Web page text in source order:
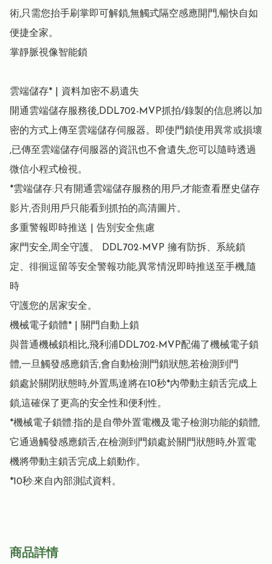
術,只需您抬手刷掌即可解鎖,無觸式隔空感應開門,暢快自如
便捷全家。
掌靜脈視像智能鎖
雲端儲存* | 資料加密不易遺失
開通雲端儲存服務後,DDL702-MVP抓拍/錄製的信息將以加
密的方式上傳至雲端儲存伺服器。即使門鎖使用異常或損壞
,已傳至雲端儲存伺服器的資訊也不會遺失,您可以隨時透過
微信小程式檢視。
*雲端儲存:只有開通雲端儲存服務的用戶,才能查看歷史儲存
影片,否則用戶只能看到抓拍的高清圖片。
多重警報即時推送 | 告別安全焦慮
家門安全,周全守護。 DDL702-MVP 擁有防拆、系統鎖
定、徘徊逗留等安全警報功能,異常情況即時推送至手機,隨
時
守護您的居家安全。
機械電子鎖體* | 關門自動上鎖
與普通機械鎖相比,飛利浦DDL702-MVP配備了機械電子鎖
體,一旦觸發感應鎖舌,會自動檢測門鎖狀態,若檢測到門
鎖處於關閉狀態時,外置馬達將在10秒*內帶動主鎖舌完成上
鎖,這確保了更高的安全性和便利性。
*機械電子鎖體:指的是自帶外置電機及電子檢測功能的鎖體,
它通過觸發感應鎖舌,在檢測到門鎖處於關門狀態時,外置電
機將帶動主鎖舌完成上鎖動作。
*10秒:來自內部測試資料。
商品詳情